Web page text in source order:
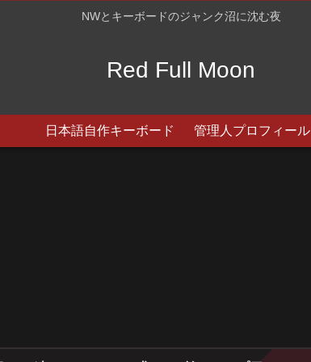
NWとキーボードのジャンク沼に沈む夜
Red Full Moon
日本語自作キーボード 管理人プロフィール